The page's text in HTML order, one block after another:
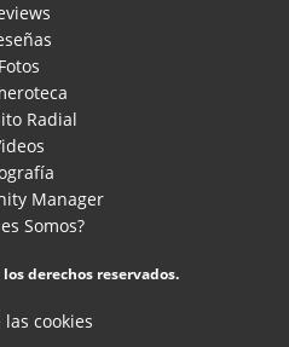
Fotos
Radial
Manager
Somos?
derechos reservados.
cookies